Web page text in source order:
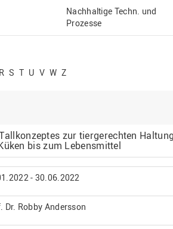
Nachhaltige Techn. und
Prozesse
R S T U V W Z
zur tiergerechten
bis zum Lebensmittel
- 30.06.2022
Dr. Robby Andersson